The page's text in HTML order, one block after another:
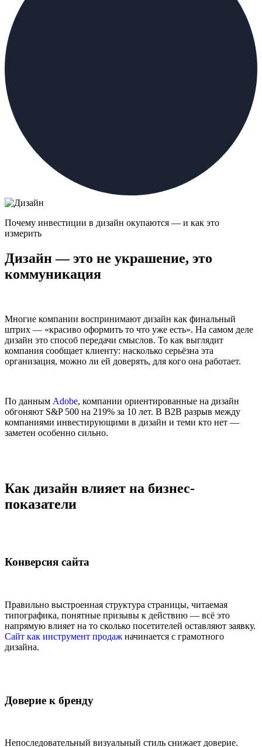
Почему инвестиции в дизайн окупаются — и как это
измерить
Дизайн — это не украшение, это
коммуникация
Многие компании воспринимают дизайн как финальный
штрих — «красиво оформить то что уже есть». На самом деле
дизайн это способ передачи смыслов. То как выглядит
компания сообщает клиенту: насколько серьёзна эта
организация, можно ли ей доверять, для кого она работает.
По данным Adobe, компании ориентированные на дизайн
обгоняют S&P 500 на 219% за 10 лет. В B2B разрыв между
компаниями инвестирующими в дизайн и теми кто нет —
заметен особенно сильно.
Как дизайн влияет на бизнес-
показатели
Конверсия сайта
Правильно выстроенная структура страницы, читаемая
типографика, понятные призывы к действию — всё это
напрямую влияет на то сколько посетителей оставляют заявку.
Сайт как инструмент продаж начинается с грамотного
дизайна.
Доверие к бренду
Непоследовательный визуальный стиль снижает доверие.